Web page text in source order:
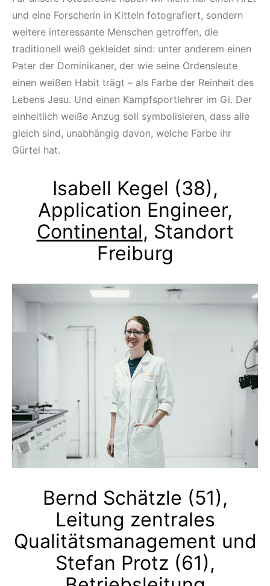
und eine Forscherin in Kitteln fotografiert, sondern
weitere interessante Menschen getroffen, die
traditionell weiß gekleidet sind: unter anderem einen
Pater der Dominikaner, der wie seine Ordensleute
einen weißen Habit trägt – als Farbe der Reinheit des
Lebens Jesu. Und einen Kampfsportlehrer im Gi. Der
einheitlich weiße Anzug soll symbolisieren, dass alle
gleich sind, unabhängig davon, welche Farbe ihr
Gürtel hat.
Isabell Kegel (38),
Application Engineer,
Continental, Standort
Freiburg
Bernd Schätzle (51),
Leitung zentrales
Qualitätsmanagement und
Stefan Protz (61),